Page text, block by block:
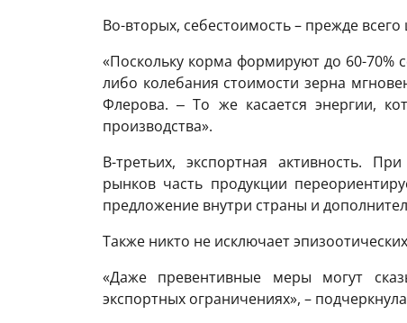
Во-вторых, себестоимость – прежде
«Поскольку корма формируют до 60-70%
либо колебания стоимости зерна
Флерова. ‒ То же касается энергии,
производства».
В-третьих, экспортная активность.
рынков часть продукции
предложение внутри страны и
Также никто не исключает
«Даже превентивные меры могут
экспортных ограничениях», –